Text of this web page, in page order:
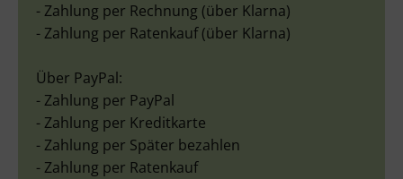
- Zahlung per Rechnung (über Klarna)
- Zahlung per Ratenkauf (über Klarna)
Über PayPal:
- Zahlung per PayPal
- Zahlung per Kreditkarte
- Zahlung per Später bezahlen
- Zahlung per Ratenkauf